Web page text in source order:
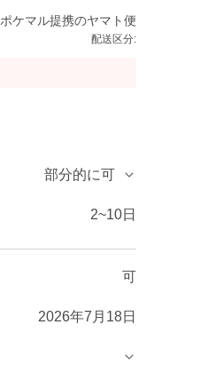
ポケマル提携のヤマト便
配送区分:
部分的に可
2~10日
可
2026年7月18日